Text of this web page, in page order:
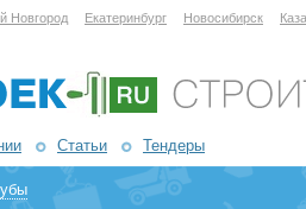
Новгород Екатеринбург Новосибирск
Статьи Тендеры